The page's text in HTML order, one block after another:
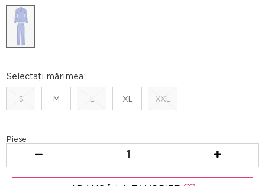
Selectați mărimea:
S M L XL XXL
Piese
1